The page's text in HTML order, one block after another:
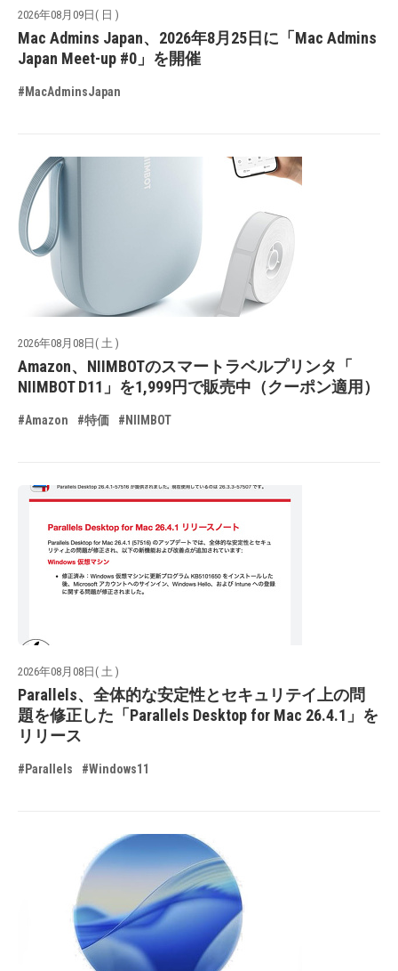
2026年08月09日( 日 )
Mac Admins Japan、2026年8月25日に「Mac Admins
Japan Meet-up #0」を開催
#MacAdminsJapan
2026年08月08日( 土 )
Amazon、NIIMBOTのスマートラベルプリンタ「
NIIMBOT D11」を1,999円で販売中（クーポン適用）
#Amazon #特価 #NIIMBOT
2026年08月08日( 土 )
Parallels、全体的な安定性とセキュリテイ上の問
題を修正した「Parallels Desktop for Mac 26.4.1」を
リリース
#Parallels #Windows11